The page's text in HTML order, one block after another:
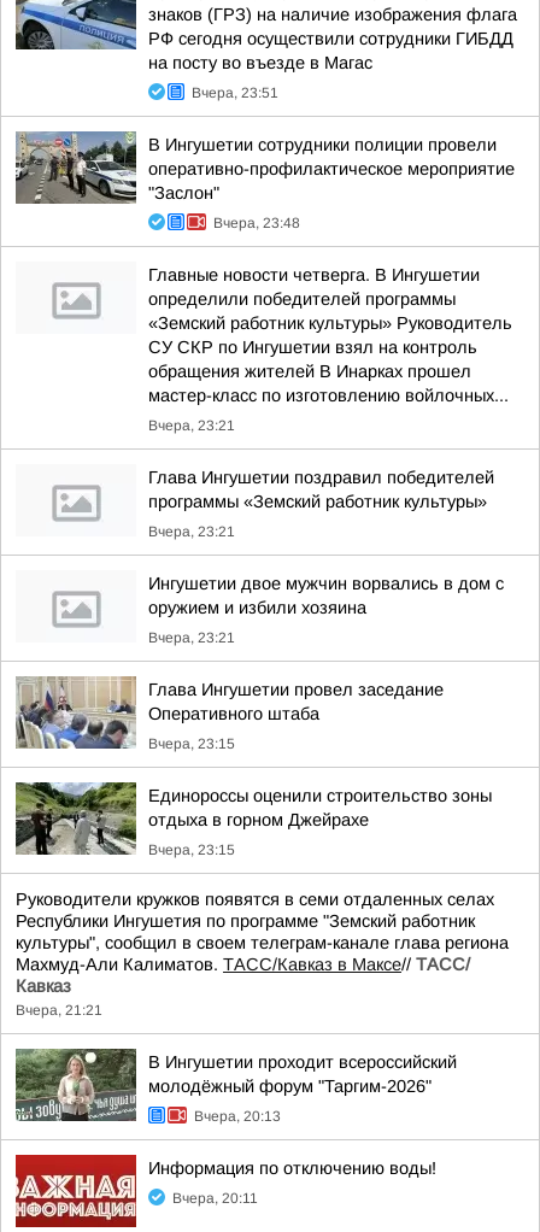
знаков (ГРЗ) на наличие изображения флага
РФ сегодня осуществили сотрудники ГИБДД
на посту во въезде в Магас
Вчера, 23:51
В Ингушетии сотрудники полиции провели
оперативно-профилактическое мероприятие
"Заслон"
Вчера, 23:48
Главные новости четверга. В Ингушетии
определили победителей программы
«Земский работник культуры» Руководитель
СУ СКР по Ингушетии взял на контроль
обращения жителей В Инарках прошел
мастер-класс по изготовлению войлочных...
Вчера, 23:21
Глава Ингушетии поздравил победителей
программы «Земский работник культуры»
Вчера, 23:21
Ингушетии двое мужчин ворвались в дом с
оружием и избили хозяина
Вчера, 23:21
Глава Ингушетии провел заседание
Оперативного штаба
Вчера, 23:15
Единороссы оценили строительство зоны
отдыха в горном Джейрахе
Вчера, 23:15
Руководители кружков появятся в семи отдаленных селах
Республики Ингушетия по программе "Земский работник
культуры", сообщил в своем телеграм-канале глава региона
Махмуд-Али Калиматов. ТАСС/Кавказ в Максе// ТАСС/
Кавказ
Вчера, 21:21
В Ингушетии проходит всероссийский
молодёжный форум "Таргим-2026"
Вчера, 20:13
Информация по отключению воды!
Вчера, 20:11